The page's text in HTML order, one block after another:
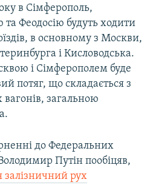
в Сімферополь,
та Феодосію будуть ходити
в основному з Москви,
і Кисловодська.
і Сімферополем буде
потяг, що складається з
загальною
до Федеральних
Путін пообіцяв,
залізничний рух